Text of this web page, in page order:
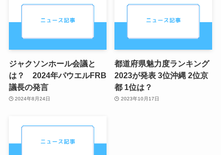
ジャクソンホール会議と
は？ 2024年パウエルFRB
議長の発言
2024年8月24日
都道府県魅力度ランキング
2023が発表 3位沖縄 2位京
都 1位は？
2023年10月17日